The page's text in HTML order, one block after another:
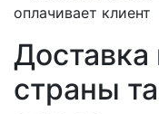
оплачивает клиент
Доставка
страны